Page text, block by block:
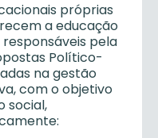
próprias
a educação
pela
Político-
na gestão
com o objetivo
social,